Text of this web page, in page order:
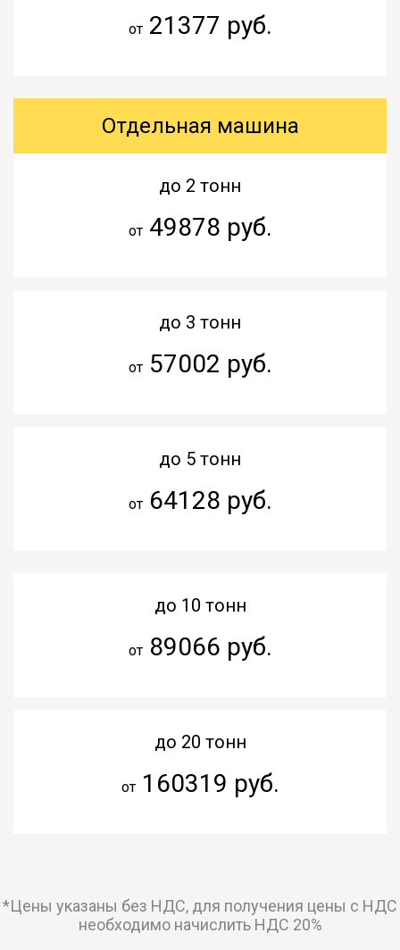
от21377 руб.
Отдельная машина
до 2 тонн
от49878 руб.
до 3 тонн
от57002 руб.
до 5 тонн
от64128 руб.
до 10 тонн
от89066 руб.
до 20 тонн
от160319 руб.
*Цены указаны без НДС, для получения цены с НДС
необходимо начислить НДС 20%